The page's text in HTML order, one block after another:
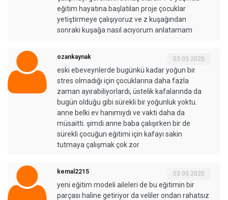
eğitim hayatına başlatılan proje çocuklar
yetiştirmeye çalışıyoruz ve z kuşağından
sonraki kuşağa nasıl acıyorum anlatamam
ozankaynak 03.03.2020
eski ebeveynlerde bugünkü kadar yoğun bir
stres olmadığı için çocuklarına daha fazla
zaman ayırabiliyorlardı, üstelik kafalarında da
bugün olduğu gibi sürekli bir yoğunluk yoktu.
anne belki ev hanımıydı ve vakti daha da
müsaitti. şimdi anne baba çalışırken bir de
sürekli çocuğun eğitimi için kafayı sakin
tutmaya çalışmak çok zor
kemal2215 03.03.2020
yeni eğitim modeli aileleri de bu eğitimin bir
parçası haline getiriyor da veliler ondan rahatsız